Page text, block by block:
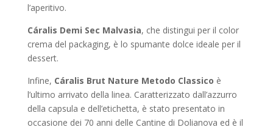
l’aperitivo.
Cáralis Demi Sec Malvasia, che distingui per il color
crema del packaging, è lo spumante dolce ideale per il
dessert.
Infine, Cáralis Brut Nature Metodo Classico è
l’ultimo arrivato della linea. Caratterizzato dall’azzurro
della capsula e dell’etichetta, è stato presentato in
occasione dei 70 anni delle Cantine di Dolianova ed è il